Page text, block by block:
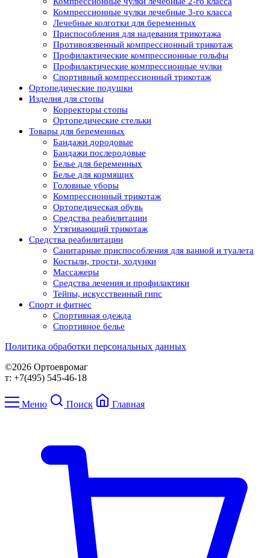
Компрессионные чулки лечебные 3-го класса
Лечебные колготки для беременных
Приспособления для надевания трикотажа
Противоязвенный компрессионный трикотаж
Профилактические компрессионные гольфы
Профилактические компрессионные чулки
Спортивный компрессионный трикотаж
Ортопедические подушки
Изделия для стопы
Корректоры стопы
Ортопедические стельки
Товары для беременных
Бандажи дородовые
Бандажи послеродовые
Белье для беременных
Белье для кормящих
Головные уборы
Компрессионный трикотаж
Ортопедическая обувь
Средства реабилитации
Утягивающий трикотаж
Средства реабилитации
Cанитарные приспособления для ванной и туалета
Костыли, трости, ходунки
Массажеры
Средства лечения и профилактики
Тейпы, искусственный гипс
Спорт и фитнес
Спортивная одежда
Спортивное белье
Политика обработки персональных данных
©2026 Ортоевромаг
т: +7(495) 545-46-18
Меню Поиск Главная